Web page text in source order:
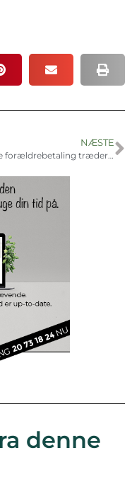
NÆSTE
Lavere forældrebetaling træder i kraft fra juli
denne